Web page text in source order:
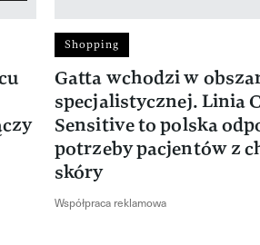
Shopping
Gatta wchodzi w
specjalistycznej. Linia
Sensitive to polska
potrzeby pacjentów z
skóry
Współpraca reklamowa